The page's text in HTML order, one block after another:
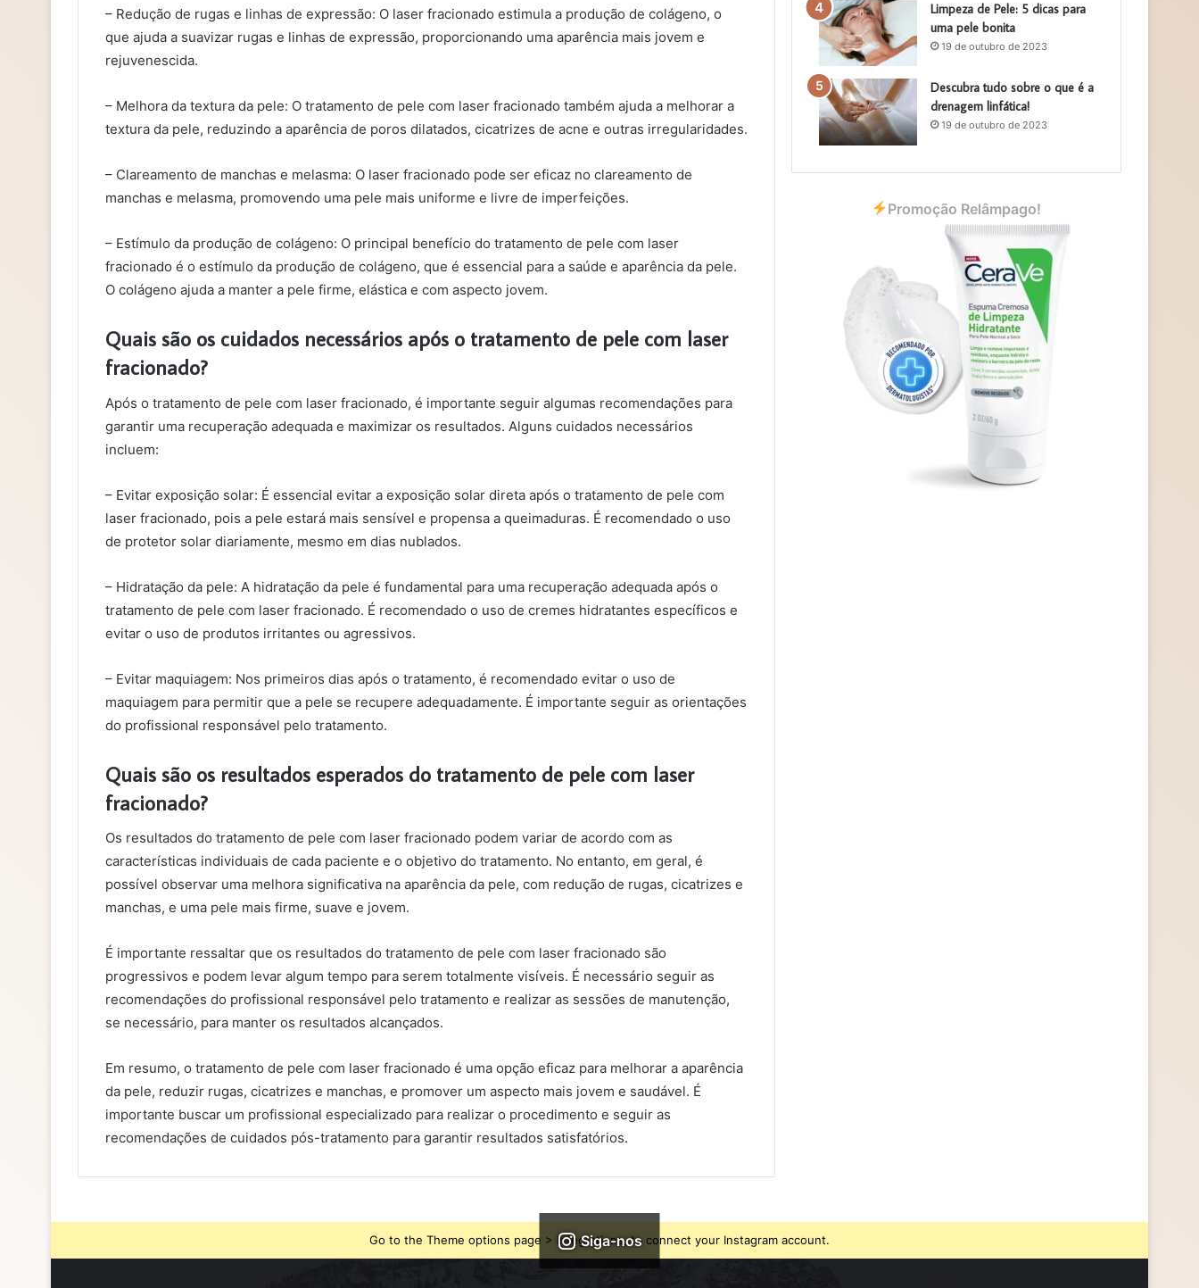
– Redução de rugas e linhas de expressão: O laser fracionado estimula a produção de colágeno, o
que ajuda a suavizar rugas e linhas de expressão, proporcionando uma aparência mais jovem e
rejuvenescida.
– Melhora da textura da pele: O tratamento de pele com laser fracionado também ajuda a melhorar a
textura da pele, reduzindo a aparência de poros dilatados, cicatrizes de acne e outras irregularidades.
– Clareamento de manchas e melasma: O laser fracionado pode ser eficaz no clareamento de
manchas e melasma, promovendo uma pele mais uniforme e livre de imperfeições.
– Estímulo da produção de colágeno: O principal benefício do tratamento de pele com laser
fracionado é o estímulo da produção de colágeno, que é essencial para a saúde e aparência da pele.
O colágeno ajuda a manter a pele firme, elástica e com aspecto jovem.
Quais são os cuidados necessários após o tratamento de pele com laser
fracionado?
Após o tratamento de pele com laser fracionado, é importante seguir algumas recomendações para
garantir uma recuperação adequada e maximizar os resultados. Alguns cuidados necessários
incluem:
– Evitar exposição solar: É essencial evitar a exposição solar direta após o tratamento de pele com
laser fracionado, pois a pele estará mais sensível e propensa a queimaduras. É recomendado o uso
de protetor solar diariamente, mesmo em dias nublados.
– Hidratação da pele: A hidratação da pele é fundamental para uma recuperação adequada após o
tratamento de pele com laser fracionado. É recomendado o uso de cremes hidratantes específicos e
evitar o uso de produtos irritantes ou agressivos.
– Evitar maquiagem: Nos primeiros dias após o tratamento, é recomendado evitar o uso de
maquiagem para permitir que a pele se recupere adequadamente. É importante seguir as orientações
do profissional responsável pelo tratamento.
Quais são os resultados esperados do tratamento de pele com laser
fracionado?
Os resultados do tratamento de pele com laser fracionado podem variar de acordo com as
características individuais de cada paciente e o objetivo do tratamento. No entanto, em geral, é
possível observar uma melhora significativa na aparência da pele, com redução de rugas, cicatrizes e
manchas, e uma pele mais firme, suave e jovem.
É importante ressaltar que os resultados do tratamento de pele com laser fracionado são
progressivos e podem levar algum tempo para serem totalmente visíveis. É necessário seguir as
recomendações do profissional responsável pelo tratamento e realizar as sessões de manutenção,
se necessário, para manter os resultados alcançados.
Em resumo, o tratamento de pele com laser fracionado é uma opção eficaz para melhorar a aparência
da pele, reduzir rugas, cicatrizes e manchas, e promover um aspecto mais jovem e saudável. É
importante buscar um profissional especializado para realizar o procedimento e seguir as
recomendações de cuidados pós-tratamento para garantir resultados satisfatórios.
Limpeza de Pele: 5 dicas para
uma pele bonita
19 de outubro de 2023
Descubra tudo sobre o que é a
drenagem linfática!
19 de outubro de 2023
Promoção Relâmpago!
Siga-nos
Go to the Theme options page > Integrations, to connect your Instagram account.